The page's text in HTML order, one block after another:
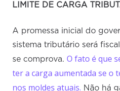
LIMITE DE CARGA
A promessa inicial do
sistema tributário será
se comprova.O fato é que
ter a carga aumentada se o
nos moldes atuais. Não há